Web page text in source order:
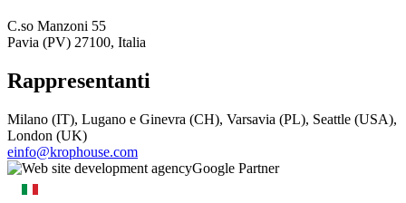
C.so Manzoni 55
Pavia (PV) 27100, Italia
Rappresentanti
Milano (IT), Lugano e Ginevra (CH), Varsavia (PL), Seattle (USA),
London (UK)
einfo@krophouse.com